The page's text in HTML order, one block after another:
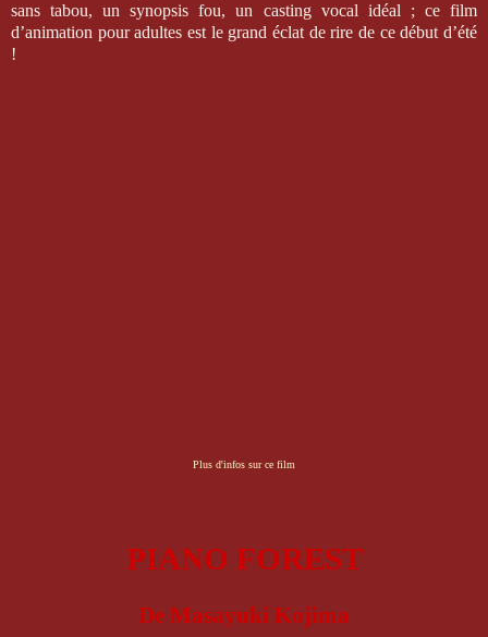
sans tabou, un synopsis fou, un casting vocal idéal ; ce film
d’animation pour adultes est le grand éclat de rire de ce début d’été
!
Plus d'infos sur ce film
PIANO FOREST
De Masayuki Kojima